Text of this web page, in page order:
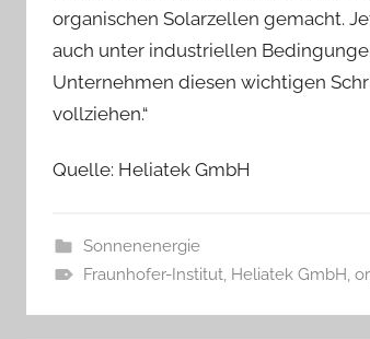
organischen Solarzellen gemacht.
auch unter industriellen
Unternehmen diesen wichtigen
vollziehen.“
Quelle: Heliatek GmbH
Sonnenenergie
Fraunhofer-Institut, Heliatek GmbH,